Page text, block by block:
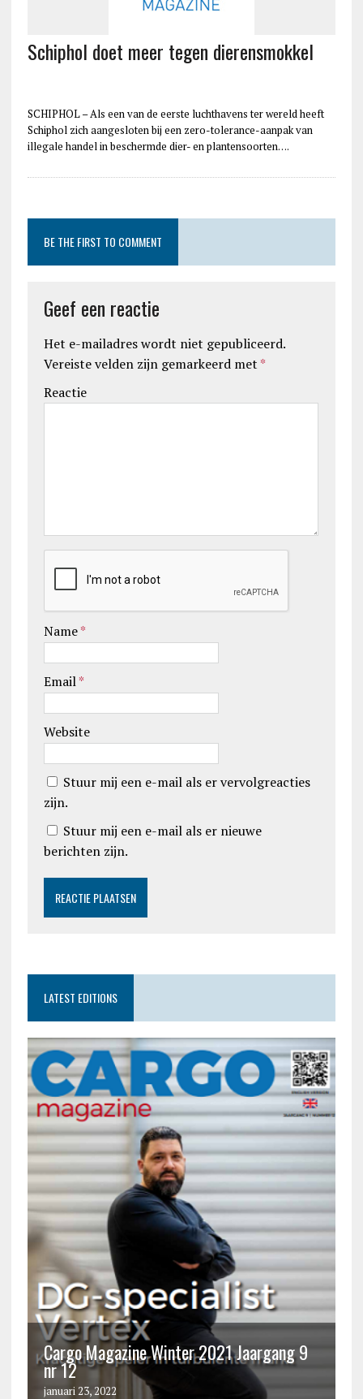
Schiphol doet meer tegen dierensmokkel
SCHIPHOL – Als een van de eerste luchthavens ter wereld heeft
Schiphol zich aangesloten bij een zero-tolerance-aanpak van
illegale handel in beschermde dier- en plantensoorten….
BE THE FIRST TO COMMENT
Geef een reactie
Het e-mailadres wordt niet gepubliceerd.
Vereiste velden zijn gemarkeerd met *
Reactie
Name*
Email*
Website
Stuur mij een e-mail als er vervolgreacties
zijn.
Stuur mij een e-mail als er nieuwe
berichten zijn.
LATEST EDITIONS
Cargo Magazine Winter 2021 Jaargang 9
nr 12
januari 23, 2022